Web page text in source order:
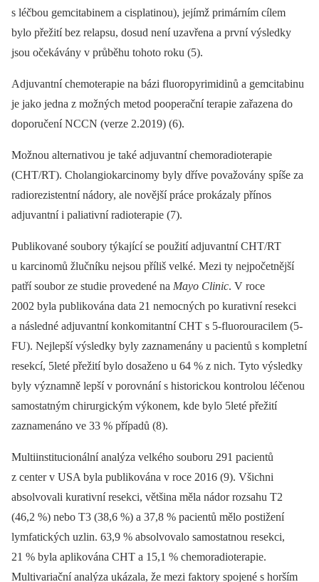
s léčbou gemcitabinem a cisplatinou), jejímž primárním cílem
bylo přežití bez relapsu, dosud není uzavřena a první výsledky
jsou očekávány v průběhu tohoto roku (5).
Adjuvantní chemoterapie na bázi fluoropyrimidinů a gemcitabinu
je jako jedna z možných metod pooperační terapie zařazena do
doporučení NCCN (verze 2.2019) (6).
Možnou alternativou je také adjuvantní chemoradioterapie
(CHT/RT). Cholangiokarcinomy byly dříve považovány spíše za
radiorezistentní nádory, ale novější práce prokázaly přínos
adjuvantní i paliativní radioterapie (7).
Publikované soubory týkající se použití adjuvantní CHT/RT
u karcinomů žlučníku nejsou příliš velké. Mezi ty nejpočetnější
patří soubor ze studie provedené na Mayo Clinic. V roce
2002 byla publikována data 21 nemocných po kurativní resekci
a následné adjuvantní konkomitantní CHT s 5-fluorouracilem (5-
FU). Nejlepší výsledky byly zaznamenány u pacientů s kompletní
resekcí, 5leté přežití bylo dosaženo u 64 % z nich. Tyto výsledky
byly významně lepší v porovnání s historickou kontrolou léčenou
samostatným chirurgickým výkonem, kde bylo 5leté přežití
zaznamenáno ve 33 % případů (8).
Multiinstitucionální analýza velkého souboru 291 pacientů
z center v USA byla publikována v roce 2016 (9). Všichni
absolvovali kurativní resekci, většina měla nádor rozsahu T2
(46,2 %) nebo T3 (38,6 %) a 37,8 % pacientů mělo postižení
lymfatických uzlin. 63,9 % absolvovalo samostatnou resekci,
21 % byla aplikována CHT a 15,1 % chemoradioterapie.
Multivariační analýza ukázala, že mezi faktory spojené s horším